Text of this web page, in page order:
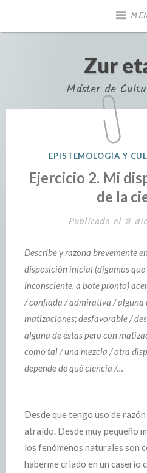
Zur
Máster de
EPISTEMOLOGÍA Y
Ejercicio 2. Mi
de la
Publicado el 8
Describe y razona brevemente
disposición inicial (digamos que
inconsciente, a bote pronto)
/ confiada / admirativa / alguna
matizaciones; desfavorable /
alguna de éstas pero con
como tal / una mezcla / otra
depende de qué ciencia /…
Desde que tengo uso de
atraído. Desde muy pequeño
los fenómenos naturales son
haberme criado en un caserío